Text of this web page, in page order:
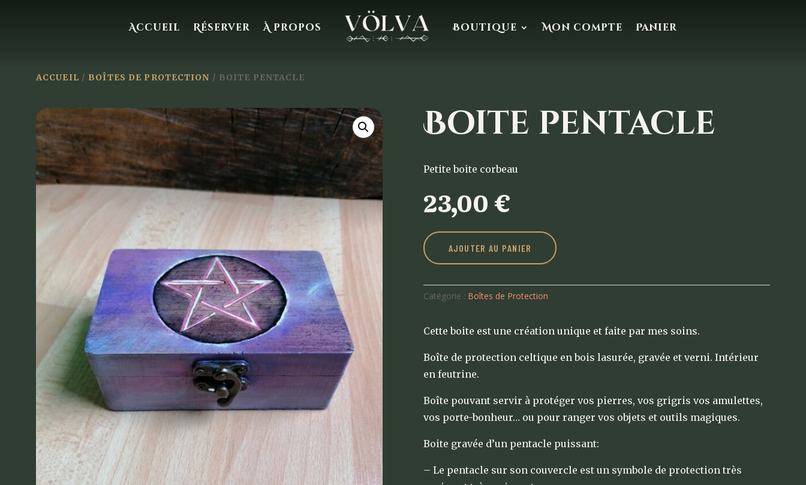
Accueil Réserver À propos Boutique Mon compte Panier
ACCUEIL / BOÎTES DE PROTECTION / BOITE PENTACLE
Boite pentacle
Petite boite corbeau
23,00 €
AJOUTER AU PANIER
Catégorie : Boîtes de Protection
Cette boite est une création unique et faite par mes soins.
Boîte de protection celtique en bois lasurée, gravée et verni. Intérieur
en feutrine.
Boîte pouvant servir à protéger vos pierres, vos grigris vos amulettes,
vos porte-bonheur… ou pour ranger vos objets et outils magiques.
Boite gravée d’un pentacle puissant:
– Le pentacle sur son couvercle est un symbole de protection très